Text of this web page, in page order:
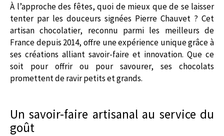
À l’approche des fêtes, quoi de mieux que de se laisser
tenter par les douceurs signées Pierre Chauvet ? Cet
artisan chocolatier, reconnu parmi les meilleurs de
France depuis 2014, offre une expérience unique grâce à
ses créations alliant savoir-faire et innovation. Que ce
soit pour offrir ou pour savourer, ses chocolats
promettent de ravir petits et grands.
Un savoir-faire artisanal au service du
goût